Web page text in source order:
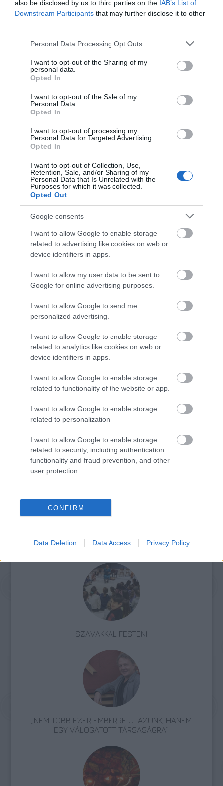
also be disclosed by us to third parties on the IAB’s List of
Downstream Participants that may further disclose it to other
Please note that this website/app uses one or more Google
not limited to your visit or usage behaviour. You may click to
grant or deny consent to Google and its third-party tags to
use your data for below specified purposes in below Google
consent section.
Personal Data Processing Opt Outs
I want to opt-out of the Sharing of my
personal data.
Opted In
I want to opt-out of the Sale of my
Personal Data.
Opted In
I want to opt-out of processing my
Personal Data for Targeted Advertising.
Opted In
I want to opt-out of Collection, Use,
Retention, Sale, and/or Sharing of my
Personal Data that Is Unrelated with the
Purposes for which it was collected.
Opted Out
Google consents
I want to allow Google to enable storage
related to advertising like cookies on web or
device identifiers in apps.
I want to allow my user data to be sent to
Google for online advertising purposes.
I want to allow Google to send me
personalized advertising.
I want to allow Google to enable storage
related to analytics like cookies on web or
device identifiers in apps.
I want to allow Google to enable storage
related to functionality of the website or app.
I want to allow Google to enable storage
related to personalization.
I want to allow Google to enable storage
related to security, including authentication
functionality and fraud prevention, and other
user protection.
CONFIRM
Data Deletion Data Access Privacy Policy
lehetek, hol kukazsák a szemfödél. Nem
tudom, melyik ponton őrültem meg, hol zárt
meg a neuronok. Egyszerre csak olyan
rokonaim által termelt szemét láttán, hogy
megpróbáltam én is szelektálni. A papír –
könnyen ment Pesten, de a komposztáláson
elbuktam. Viszont a sok aljas PET palackot
irányítanom, de azt, hogy azt összenyomják –
ne a levegőt szállítsuk má’ - , máig nem
egész ország gyűjti, valami megfoghatatlan
jótékonysági akció keretében.
Na, ez a székesfőváros. De a Balaton északi
partján, a Káli-medence torkában elterülő
haciendánkon a helyzet reménytelen. Pedig
itt aztán tudunk élni, egy kisebb állam víz-,
bor-, sör- és felsálkészlete fogy el egy nyári
napon, és persze kötetben álló
sztármagazinok várják az betűre éhes
analfabétákat. A tavalyi húsvét – május 1. –
kukásautó tengelye tört, pedig az út
aszfaltozva már, mióta csatorna is, nem
elkezdtem nevelni őket, hogy külön a Blikk,
az Elle, a MarieClaire, külön a kóla és a
kékkuti, külön a rizlinges, merlot-os,
leánykás üveg. És aztán így, szépen
szelektálva öntötték a kukába.
Azóta Pestre hordom. Nem érdekel. Sárga
mellényben száguldok az autópályán, viszem
És a nagyira gondolok. Lehet, hogy ez önzés.
De az én szemetemet nem adom másnak.
Kalmár András Üzenet a Földről Önzésből ötös
SZAVAKKAL FESTENI
„NEM TÖBB EZER EMBERRE UTAZUNK, HANEM
EGY VÁLOGATOTT TÁRSASÁGRA”